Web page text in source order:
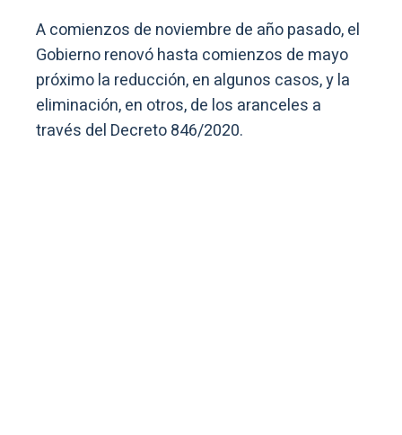
A comienzos de noviembre de año pasado, el
Gobierno renovó hasta comienzos de mayo
próximo la reducción, en algunos casos, y la
eliminación, en otros, de los aranceles a
través del Decreto 846/2020.